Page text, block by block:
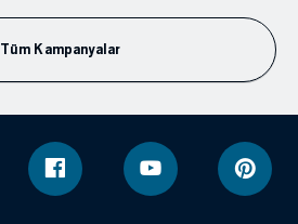
Tüm Kampanyalar